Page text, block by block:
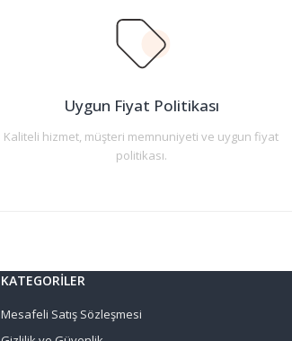
Uygun Fiyat Politikası
Kaliteli hizmet, müşteri memnuniyeti ve uygun fiyat
politikası.
KATEGORİLER
Mesafeli Satış Sözleşmesi